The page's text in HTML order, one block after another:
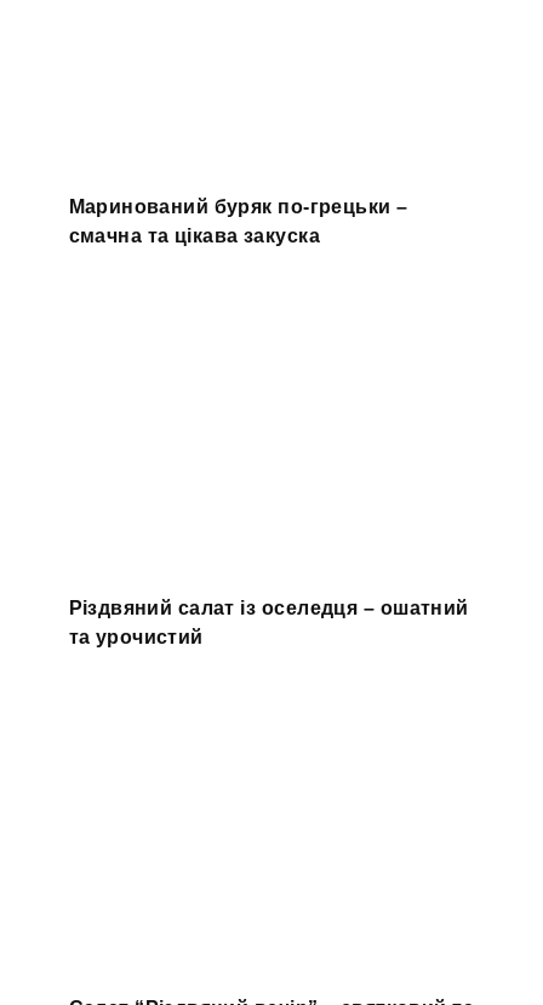
Маринований буряк по-грецьки –
смачна та цікава закуска
Різдвяний салат із оселедця – ошатний
та урочистий